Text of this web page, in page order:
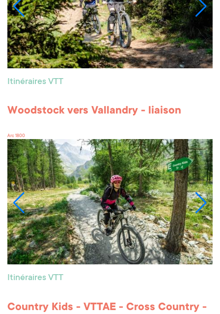
Itinéraires VTT
Woodstock vers Vallandry - liaison
Arc 1800
Itinéraires VTT
Country Kids - VTTAE - Cross Country -